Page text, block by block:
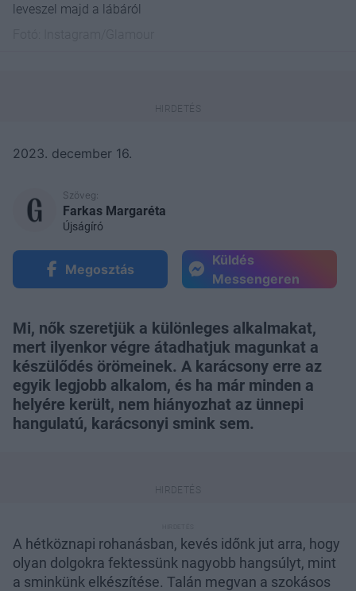
leveszel majd a lábáról
2023. december 16.
Szöveg:
Farkas Margaréta
Újságíró
Megosztás
Küldés
Messengeren
Mi, nők szeretjük a különleges alkalmakat,
mert ilyenkor végre átadhatjuk magunkat a
készülődés örömeinek. A karácsony erre az
egyik legjobb alkalom, és ha már minden a
helyére került, nem hiányozhat az ünnepi
hangulatú, karácsonyi smink sem.
A hétköznapi rohanásban, kevés időnk jut arra, hogy
olyan dolgokra fektessünk nagyobb hangsúlyt, mint
a sminkünk elkészítése. Talán megvan a szokásos